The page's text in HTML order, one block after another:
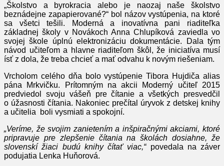
„Školstvo a byrokracia alebo je naozaj naše školstvo
beznádejne zapapierované?“ bol názov vystúpenia, na ktoré
sa všetci tešili. Moderná a inovatívna pani riaditeľka
základnej školy v Novákoch Anna Chlupíková zaviedla vo
svojej škole úplnú elektronizáciu dokumentácie. Dala tým
návod učiteľom a hlavne riaditeľom škôl, že iniciatíva musí
ísť z dola, že treba chcieť a mať odvahu k novým riešeniam.
Vrcholom celého dňa bolo vystúpenie Tibora Hujdiča alias
pána Mrkvičku. Prítomným na akcii Moderný učiteľ 2015
predviedol svoju vášeň pre čítanie a všetkých presvedčil
o úžasnosti čítania. Nakoniec prečítal úryvok z detskej knihy
a učitelia boli vysmiati a spokojní.
„Veríme, že svojim zanietením a inšpiračnými akciami, ktoré
pripravuje pre zlepšenie čítania na školách dosiahne, že
slovenskí žiaci budú knihy čítať viac,“povedala na záver
podujatia Lenka Huňorová.